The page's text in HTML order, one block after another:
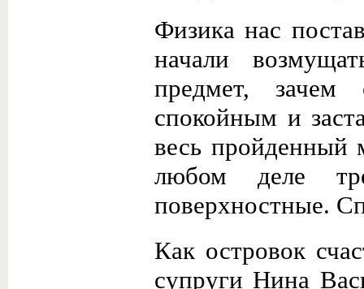
Физика нас
начали
предмет,
спокойным и
весь пройденный
любом деле
поверхностные.
Как островок
супруги Нина